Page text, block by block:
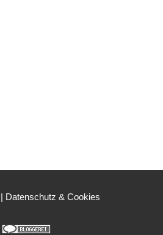
| Datenschutz & Cookies